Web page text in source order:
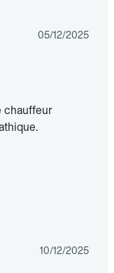
05/12/2025
chauffeur
10/12/2025